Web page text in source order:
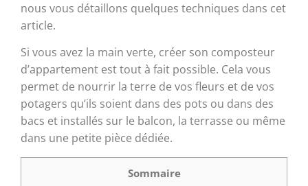
nous vous détaillons quelques techniques dans cet
article.
Si vous avez la main verte, créer son composteur
d’appartement est tout à fait possible. Cela vous
permet de nourrir la terre de vos fleurs et de vos
potagers qu’ils soient dans des pots ou dans des
bacs et installés sur le balcon, la terrasse ou même
dans une petite pièce dédiée.
Sommaire